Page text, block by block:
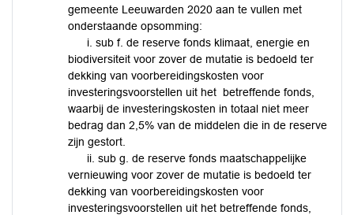
gemeente Leeuwarden 2020 aan te vullen met
onderstaande opsomming:
i. sub f. de reserve fonds klimaat, energie en
biodiversiteit voor zover de mutatie is bedoeld ter
dekking van voorbereidingskosten voor
investeringsvoorstellen uit het betreffende fonds,
waarbij de investeringskosten in totaal niet meer
bedrag dan 2,5% van de middelen die in de reserve
zijn gestort.
ii. sub g. de reserve fonds maatschappelijke
vernieuwing voor zover de mutatie is bedoeld ter
dekking van voorbereidingskosten voor
investeringsvoorstellen uit het betreffende fonds,